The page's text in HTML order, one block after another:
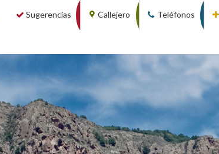
Sugerencias Callejero Teléfonos